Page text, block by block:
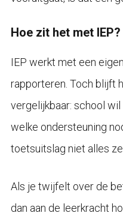
Hoe zit het met IEP?
IEP werkt met een
rapporteren. Toch blijft
vergelijkbaar: school
welke ondersteuning
toetsuitslag niet alles
Als je twijfelt over de
dan aan de leerkracht